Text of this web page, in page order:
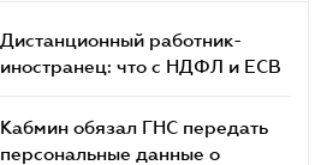
Дистанционный работник-
иностранец: что с НДФЛ и ЕСВ
Кабмин обязал ГНС передать
персональные данные о